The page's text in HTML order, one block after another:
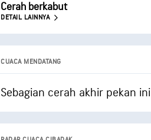
Cerah berkabut
DETAIL LAINNYA
CUACA MENDATANG
Sebagian cerah akhir pekan ini